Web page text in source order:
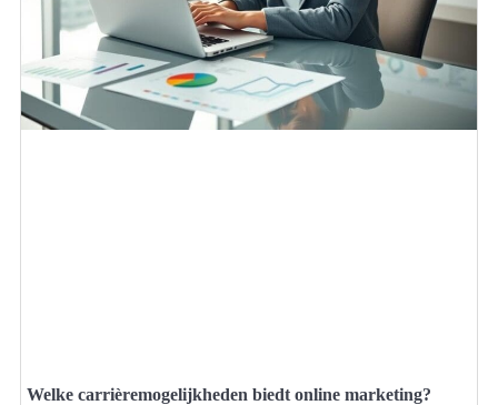
Welke carrièremogelijkheden biedt online marketing?